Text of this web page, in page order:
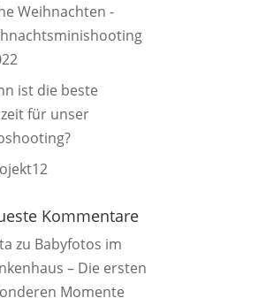
Weihnachten -
ist die beste
für unser
Kommentare
zu Babyfotos im
– Die ersten
Momente